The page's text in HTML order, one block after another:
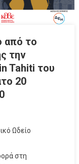
από το
την
Tahiti του
20
Ωδείο
στη